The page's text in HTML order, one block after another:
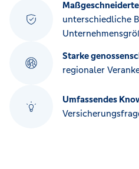
unterschiedliche
Starke
regionaler
Umfassendes